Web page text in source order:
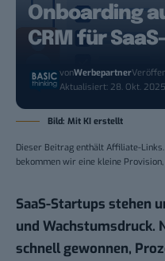
Onboarding
CRM für
vonWerbepartner
Aktualisiert: 28. Okt. 2025
Bild: Mit KI erstellt
Dieser Beitrag enthält Affiliate-
bekommen wir eine kleine
SaaS-Startups stehen
und Wachstumsdruck.
schnell gewonnen,